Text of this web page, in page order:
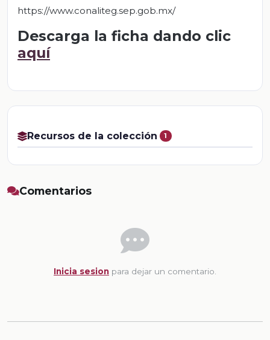
https://www.conaliteg.sep.gob.mx/
Descarga la ficha dando clic
aquí
Recursos de la colección 1
Comentarios
Inicia sesion para dejar un comentario.